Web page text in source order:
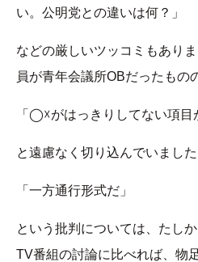
い。公明党との違いは何？」
などの厳しいツッコミもあり
員が青年会議所OBだったもの
「◯☓がはっきりしてない項目
と遠慮なく切り込んでいました
「一方通行形式だ」
という批判については、たし
TV番組の討論に比べれば、物